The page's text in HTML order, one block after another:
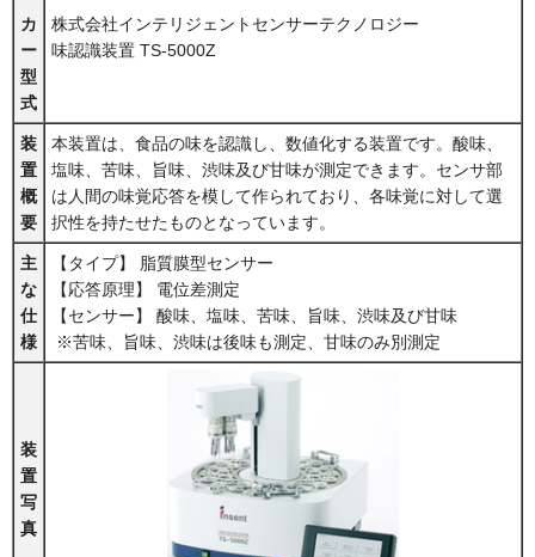
カ
ー
型
式
株式会社インテリジェントセンサーテクノロジー
味認識装置 TS-5000Z
装
置
概
要
本装置は、食品の味を認識し、数値化する装置です。酸味、
塩味、苦味、旨味、渋味及び甘味が測定できます。センサ部
は人間の味覚応答を模して作られており、各味覚に対して選
択性を持たせたものとなっています。
主
な
仕
様
【タイプ】 脂質膜型センサー
【応答原理】 電位差測定
【センサー】 酸味、塩味、苦味、旨味、渋味及び甘味
※苦味、旨味、渋味は後味も測定、甘味のみ別測定
装
置
写
真